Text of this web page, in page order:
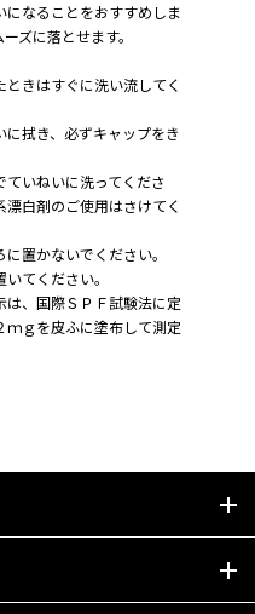
なることをおすすめしま
ズに落とせます。
きはすぐに洗い流してく
拭き、必ずキャップをき
いねいに洗ってくださ
白剤のご使用はさけてく
置かないでください。
てください。
、国際ＳＰＦ試験法に定
ｇを皮ふに塗布して測定